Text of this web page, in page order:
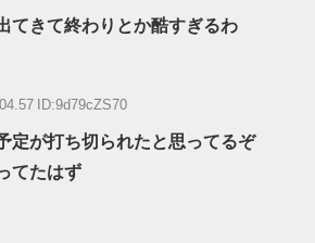
てきて終わりとか酷すぎるわ
ID:9d79cZS70
定が打ち切られたと思ってるぞ
てたはず